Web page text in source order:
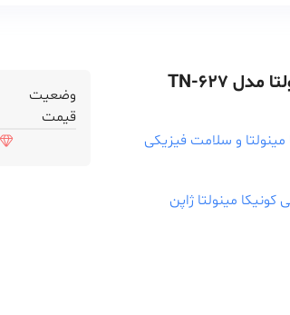
تونر اورجینال کونیکا مینولتا مدل TN-627
و سلامت فیزیکی
کونیکا مینولتا ژاپن
وضعیت
قیمت